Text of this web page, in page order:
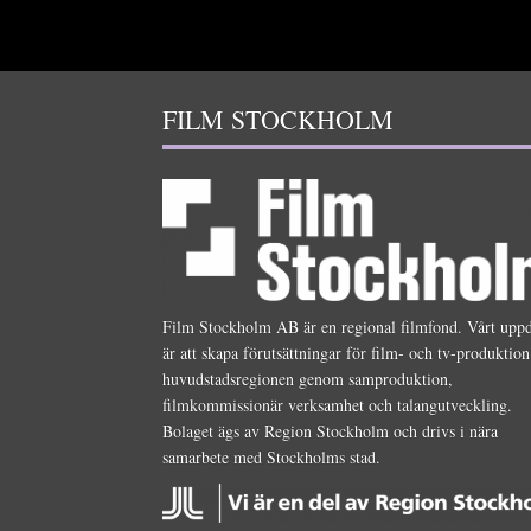
FILM STOCKHOLM
Film Stockholm AB är en regional filmfond. Vårt
är att skapa förutsättningar för film- och tv-
huvudstadsregionen genom samproduktion,
filmkommissionär verksamhet och talangutveckling.
Bolaget ägs av Region Stockholm och drivs i nära
samarbete med Stockholms stad.